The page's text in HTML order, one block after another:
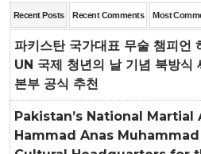
Recent Posts Recent Comments Most
파키스탄 국가대표 무술 챔피언
UN 국제 청년의 날 기념 북방식
본부 공식 추천
Pakistan’s National Martial
Hammad Anas